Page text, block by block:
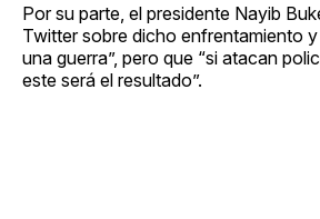
Por su parte, el presidente Nayib
Twitter sobre dicho enfrentamiento
una guerra”, pero que “si atacan
este será el resultado”.